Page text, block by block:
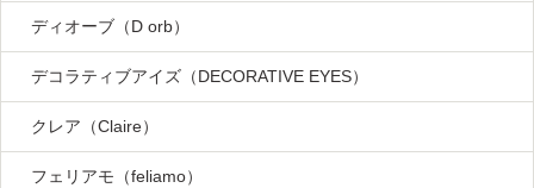
ディオーブ（D orb）
デコラティブアイズ（DECORATIVE EYES）
クレア（Claire）
フェリアモ（feliamo）